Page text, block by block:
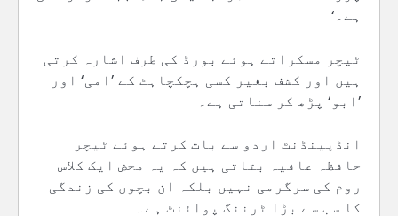
ہے۔‘
ٹیچر مسکراتے ہوئے بورڈ کی طرف اشارہ کرتی
ہیں اور کشف بغیر کسی ہچکچاہٹ کے ’امی‘ اور
’ابو‘ پڑھ کر سناتی ہے۔
انڈپینڈنٹ اردو سے بات کرتے ہوئے ٹیچر
حافظہ عافیہ بتاتی ہیں کہ یہ محض ایک کلاس
روم کی سرگرمی نہیں بلکہ ان بچوں کی زندگی
کا سب سے بڑا ٹرننگ پوائنٹ ہے۔